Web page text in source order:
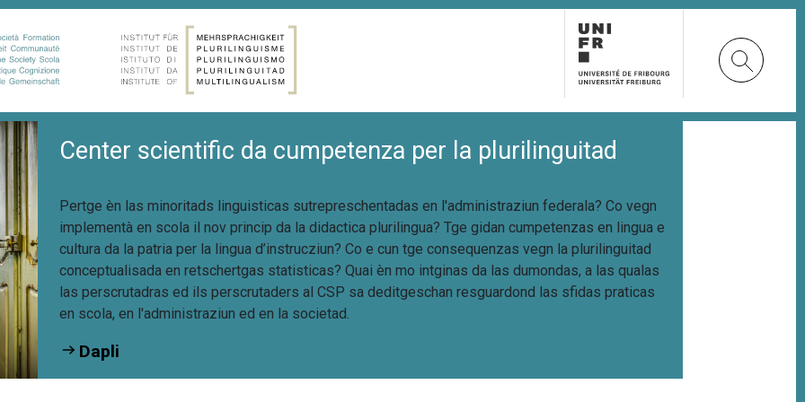
Center scientific da cumpetenza per la plurilinguitad
Pertge èn las minoritads linguisticas sutrepreschentadas en l'administraziun federala? Co vegn
implementà en scola il nov princip da la didactica plurilingua?Tge gidan cumpetenzas en lingua e
cultura da la patria per la lingua d’instrucziun?Co e cun tge consequenzas vegn la plurilinguitad
conceptualisada en retschertgas statisticas? Quai èn mo intginas da las dumondas, a las qualas
las perscrutadras ed ils perscrutaders al CSP sa deditgeschan resguardond las sfidas praticas
en scola, en l'administraziun ed en la societad.
Dapli